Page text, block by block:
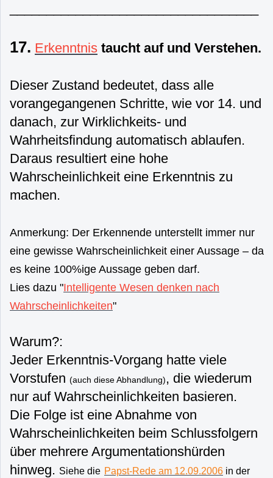
17. Erkenntnis taucht auf und Verstehen.
Dieser Zustand bedeutet, dass alle
vorangegangenen Schritte, wie vor 14. und
danach, zur Wirklichkeits- und
Wahrheitsfindung automatisch ablaufen.
Daraus resultiert eine hohe
Wahrscheinlichkeit eine Erkenntnis zu
machen.
Anmerkung: Der Erkennende unterstellt immer nur
eine gewisse Wahrscheinlichkeit einer Aussage – da
es keine 100%ige Aussage geben darf.
Lies dazu "Intelligente Wesen denken nach
Wahrscheinlichkeiten"
Warum?:
Jeder Erkenntnis-Vorgang hatte viele
Vorstufen (auch diese Abhandlung), die wiederum
nur auf Wahrscheinlichkeiten basieren.
Die Folge ist eine Abnahme von
Wahrscheinlichkeiten beim Schlussfolgern
über mehrere Argumentationshürden
hinweg. Siehe die Papst-Rede am 12.09.2006 in der